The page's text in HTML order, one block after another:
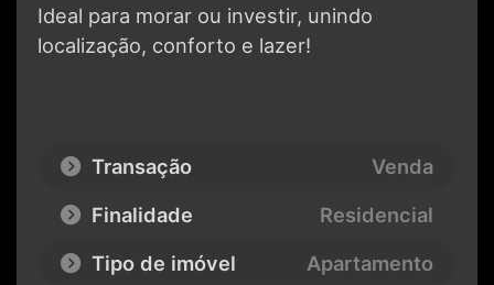
Ideal para morar ou investir, unindo
localização, conforto e lazer!
Transação
Venda
Finalidade
Residencial
Tipo de imóvel
Apartamento